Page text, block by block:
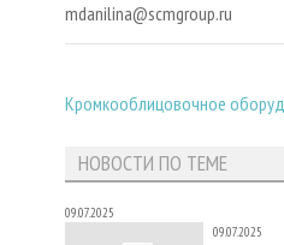
mdanilina@scmgroup.ru
Кромкооблицовочное
НОВОСТИ ПО ТЕМЕ
09.07.2025
09.07.2025